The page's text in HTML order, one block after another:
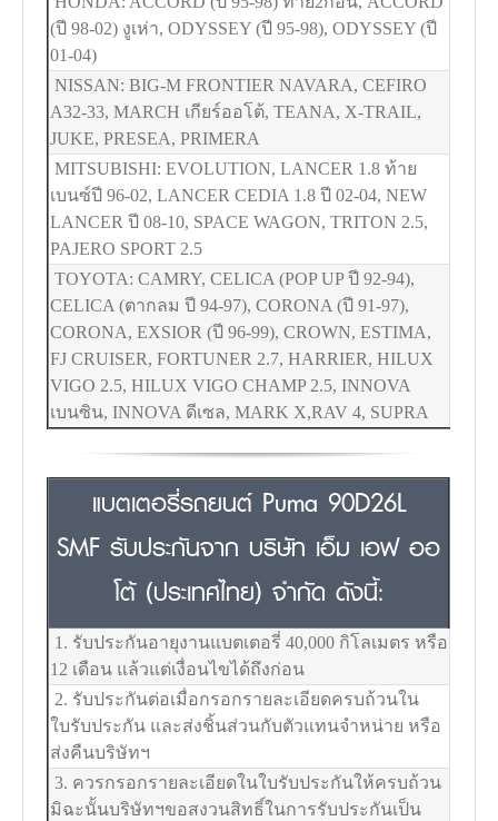
(ปี 98-02) งูเห่า, ODYSSEY (ปี 95-98), ODYSSEY (ปี
01-04)
NISSAN: BIG-M FRONTIER NAVARA, CEFIRO
A32-33, MARCH เกียร์ออโต้, TEANA, X-TRAIL,
JUKE, PRESEA, PRIMERA
MITSUBISHI: EVOLUTION, LANCER 1.8 ท้าย
เบนซ์ปี 96-02, LANCER CEDIA 1.8 ปี 02-04, NEW
LANCER ปี 08-10, SPACE WAGON, TRITON 2.5,
PAJERO SPORT 2.5
TOYOTA: CAMRY, CELICA (POP UP ปี 92-94),
CELICA (ตากลม ปี 94-97), CORONA (ปี 91-97),
CORONA, EXSIOR (ปี 96-99), CROWN, ESTIMA,
FJ CRUISER, FORTUNER 2.7, HARRIER, HILUX
VIGO 2.5, HILUX VIGO CHAMP 2.5, INNOVA
เบนซิน, INNOVA ดีเซล, MARK X,RAV 4, SUPRA
แบตเตอรี่รถยนต์ Puma 90D26L
SMF รับประกันจาก บริษัท เอ็ม เอฟ ออ
โต้ (ประเทศไทย) จำกัด ดังนี้:
1. รับประกันอายุงานแบตเตอรี่ 40,000 กิโลเมตร หรือ
12 เดือน แล้วแต่เงื่อนไขได้ถึงก่อน
2. รับประกันต่อเมื่อกรอกรายละเอียดครบถ้วนใน
ใบรับประกัน และส่งชิ้นส่วนกับตัวแทนจำหน่าย หรือ
ส่งคืนบริษัทฯ
3. ควรกรอกรายละเอียดในใบรับประกันให้ครบถ้วน
มิฉะนั้นบริษัทฯขอสงวนสิทธิ์ในการรับประกันเป็น